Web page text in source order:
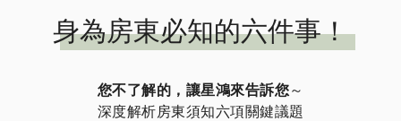
身為房東必知的六件事！
您不了解的，讓星鴻來告訴您～
深度解析房東須知六項關鍵議題